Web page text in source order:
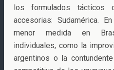
los formulados tácticos
accesorias: Sudamérica.
menor medida en
individuales, como la
argentinos o la